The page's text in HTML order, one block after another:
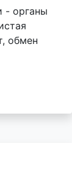
- органы
обмен